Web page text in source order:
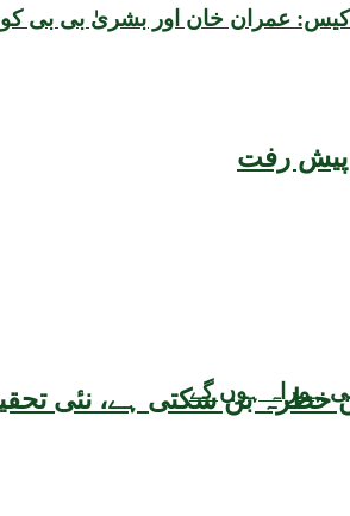
پیش رفت
خان اور بشریٰ بی بی کو 17، 17 سال قید کی سزائیں سنادی گئیں
ہمراہ ہوں گے